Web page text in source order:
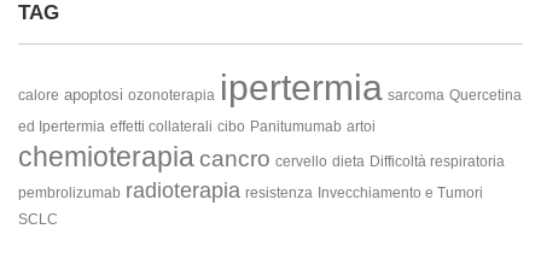
TAG
calore apoptosi ozonoterapia ipertermia sarcoma Quercetina
ed Ipertermia effetti collaterali cibo Panitumumab artoi
chemioterapia cancro cervello dieta Difficoltà respiratoria
pembrolizumab radioterapia resistenza Invecchiamento e Tumori
SCLC